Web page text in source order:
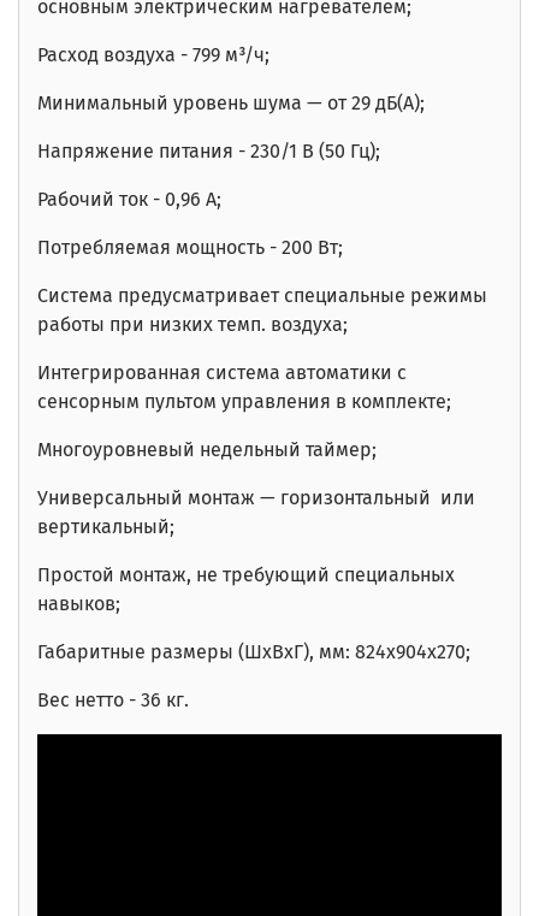
основным электрическим нагревателем;
Расход воздуха - 799 м³/ч;
Минимальный уровень шума — от 29 дБ(А);
Напряжение питания - 230/1 В (50 Гц);
Рабочий ток - 0,96 А;
Потребляемая мощность - 200 Вт;
Система предусматривает специальные режимы
работы при низких темп. воздуха;
Интегрированная система автоматики с
сенсорным пультом управления в комплекте;
Многоуровневый недельный таймер;
Универсальный монтаж — горизонтальный или
вертикальный;
Простой монтаж, не требующий специальных
навыков;
Габаритные размеры (ШхВхГ), мм: 824х904х270;
Вес нетто - 36 кг.